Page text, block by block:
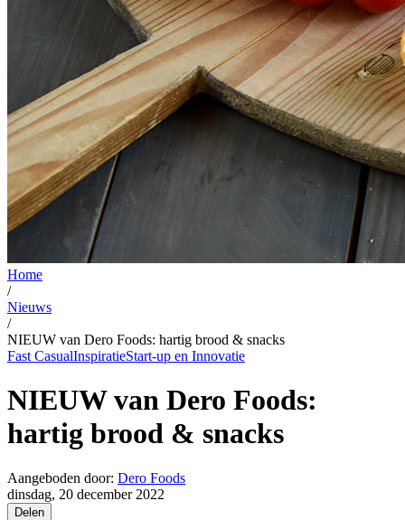
Home
/
Nieuws
/
NIEUW van Dero Foods: hartig brood & snacks
Fast CasualInspiratieStart-up en Innovatie
NIEUW van Dero Foods:
hartig brood & snacks
Aangeboden door: Dero Foods
dinsdag, 20 december 2022
Delen